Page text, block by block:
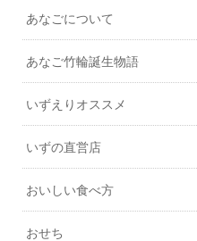
あなごについて
あなご竹輪誕生物語
いずえりオススメ
いずの直営店
おいしい食べ方
おせち